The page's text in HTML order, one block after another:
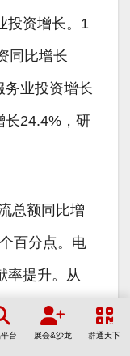
投资增长。1
同比增长
务业投资增长
长24.4%，研
总额同比增
百分点。电
率提升。从
总业务量指
；从占比情
台 展会&沙龙 群通天下